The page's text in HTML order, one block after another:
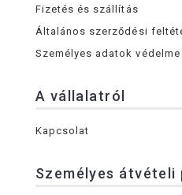
Fizetés és szállítás
Általános szerződési
Személyes adatok védelme
A vállalatról
Kapcsolat
Személyes átvételi